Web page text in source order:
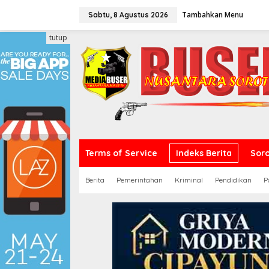
i
k
e
n
t
e
Sabtu, 8 Agustus 2026 Tambahkan Menu
Terms of Service Indeks Berita
Berita Pemerintahan Kriminal Pendidikan
tutup